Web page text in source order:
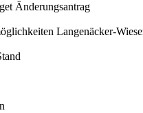
Änderungsantrag
Langenäcker-